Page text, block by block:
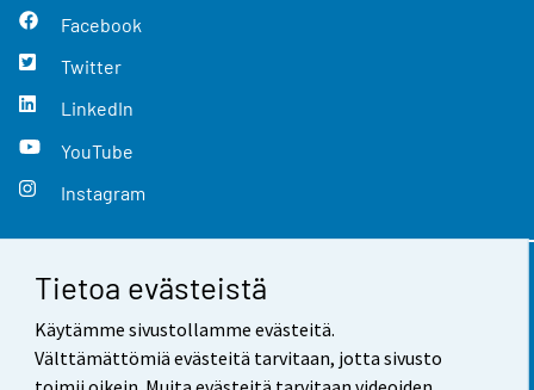
Tietoa evästeistä
Käytämme sivustollamme evästeitä.
Välttämättömiä evästeitä tarvitaan, jotta sivusto
Facebook
Twitter
LinkedIn
YouTube
Instagram
Yhteystiedot
Palaute